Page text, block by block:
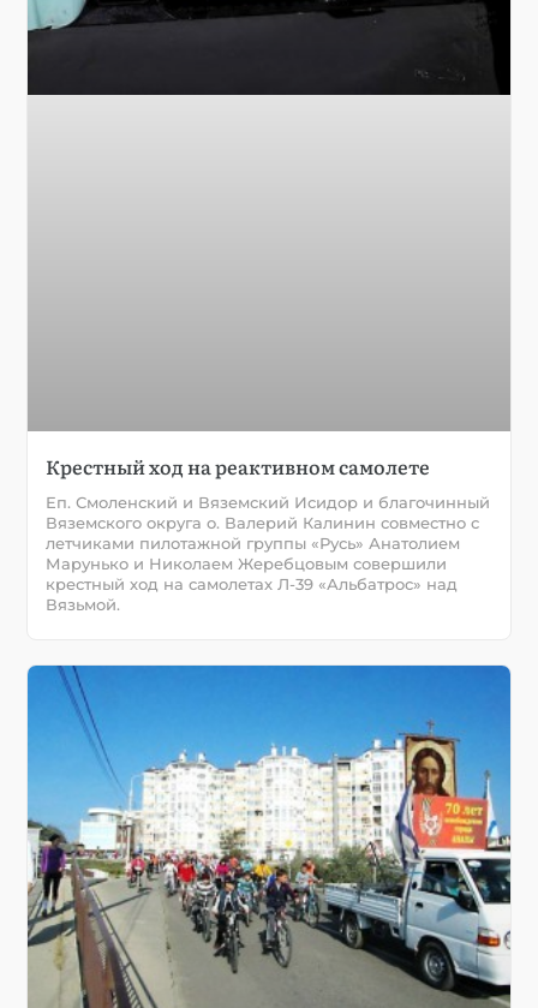
Крестный ход на реактивном самолете
Еп. Смоленский и Вяземский Исидор и благочинный
Вяземского округа о. Валерий Калинин совместно с
летчиками пилотажной группы «Русь» Анатолием
Марунько и Николаем Жеребцовым совершили
крестный ход на самолетах Л-39 «Альбатрос» над
Вязьмой.